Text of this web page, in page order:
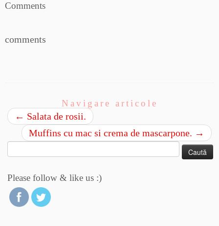
Comments
comments
Navigare articole
← Salata de rosii.
Muffins cu mac si crema de mascarpone. →
după:
Please follow & like us :)